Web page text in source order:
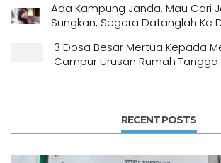
Ada Kampung Janda, Mau Cari
Sungkan, Segera Datanglah Ke
3 Dosa Besar Mertua Kepada
Campur Urusan Rumah Tangga
RECENT POSTS